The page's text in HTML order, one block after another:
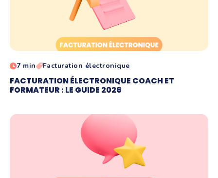
7 min Facturation électronique
FACTURATION ÉLECTRONIQUE COACH ET
FORMATEUR : LE GUIDE 2026